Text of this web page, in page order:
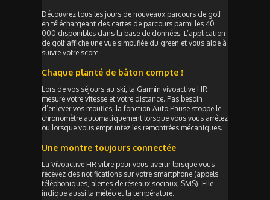
Découvrez tous les jours de nouveaux parcours de golf
en téléchargeant des cartes de parcours parmi les 40
000 disponibles dans la base de données. L’application
de golf affiche une vue simplifiée du green et vous aide à
suivre votre score.
Chaque planté de bâton compte !
Lors de vos séjours au ski, la Garmin vívoactive HR
mesure votre vitesse et votre distance. Pas besoin
d’enlever vos moufles, la fonction Auto Pause stoppe le
chronomètre automatiquement lorsque vous vous arrêtez
ou lorsque vous empruntez les remontrées mécaniques.
Une montre toujours connectée
La Vívoactive HR vibre pour vous avertir lorsque vous
recevez des notifications sur votre smartphone (appels
téléphoniques, alertes de réseaux sociaux, SMS). Elle
indique aussi la météo et la température.